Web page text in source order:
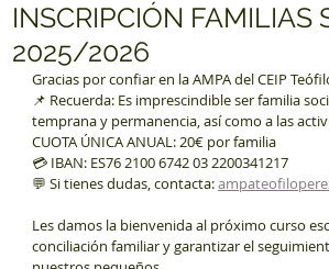
INSCRIPCIÓN FAMILIAS
2025/2026
Gracias por confiar en la AMPA del CEIP
📌 Recuerda: Es imprescindible ser familia
temprana y permanencia, así como a las
CUOTA ÚNICA ANUAL: 20€ por familia
💳 IBAN: ES76 2100 6742 03 2200341217
💬 Si tienes dudas, contacta:
Les damos la bienvenida al próximo curso
conciliación familiar y garantizar el